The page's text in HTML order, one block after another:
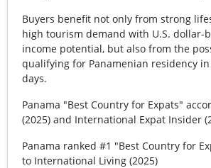
Buyers benefit not only from strong
high tourism demand with U.S. dollar-
income potential, but also from the
qualifying for Panamenian residency
days.
Panama "Best Country for Expats"
(2025) and International Expat Insider
Panama ranked #1 "Best Country for
to International Living (2025)